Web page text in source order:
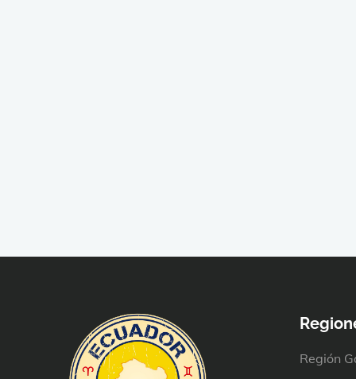
Región